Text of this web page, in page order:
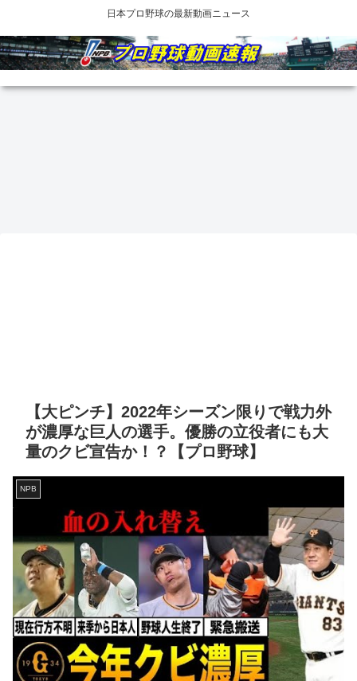
日本プロ野球の最新動画ニュース
【大ピンチ】2022年シーズン限りで戦力外
が濃厚な巨人の選手。優勝の立役者にも大
量のクビ宣告か！？【プロ野球】
NPB